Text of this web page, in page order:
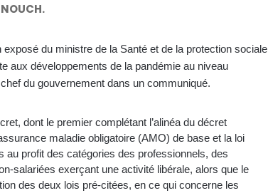
du ministre de la Santé et de la protection sociale
aux développements de la pandémie au niveau
du gouvernement dans un communiqué.
dont le premier complétant l’alinéa du décret
maladie obligatoire (AMO) de base et la loi
au profit des catégories des professionnels, des
salariées exerçant une activité libérale, alors que le
des deux lois pré-citées, en ce qui concerne les